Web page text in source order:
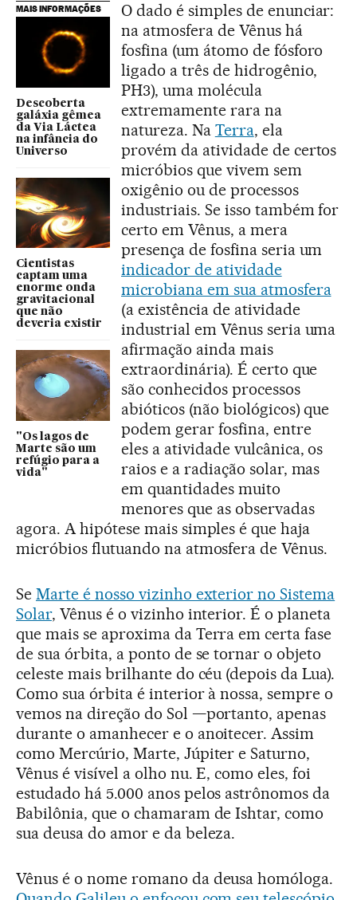
MAIS INFORMAÇÕES
Descoberta
galáxia gêmea
da Via Láctea
na infância do
Universo
Cientistas
captam uma
enorme onda
gravitacional
que não
deveria existir
"Os lagos de
Marte são um
refúgio para a
vida"
O dado é simples de enunciar:
na atmosfera de Vênus há
fosfina (um átomo de fósforo
ligado a três de hidrogênio,
PH3), uma molécula
extremamente rara na
natureza. Na Terra, ela
provém da atividade de certos
micróbios que vivem sem
oxigênio ou de processos
industriais. Se isso também for
certo em Vênus, a mera
presença de fosfina seria um
indicador de atividade
microbiana em sua atmosfera
(a existência de atividade
industrial em Vênus seria uma
afirmação ainda mais
extraordinária). É certo que
são conhecidos processos
abióticos (não biológicos) que
podem gerar fosfina, entre
eles a atividade vulcânica, os
raios e a radiação solar, mas
em quantidades muito
menores que as observadas
agora. A hipótese mais simples é que haja
micróbios flutuando na atmosfera de Vênus.
Se Marte é nosso vizinho exterior no Sistema
Solar, Vênus é o vizinho interior. É o planeta
que mais se aproxima da Terra em certa fase
de sua órbita, a ponto de se tornar o objeto
celeste mais brilhante do céu (depois da Lua).
Como sua órbita é interior à nossa, sempre o
vemos na direção do Sol —portanto, apenas
durante o amanhecer e o anoitecer. Assim
como Mercúrio, Marte, Júpiter e Saturno,
Vênus é visível a olho nu. E, como eles, foi
estudado há 5.000 anos pelos astrônomos da
Babilônia, que o chamaram de Ishtar, como
sua deusa do amor e da beleza.
Vênus é o nome romano da deusa homóloga.